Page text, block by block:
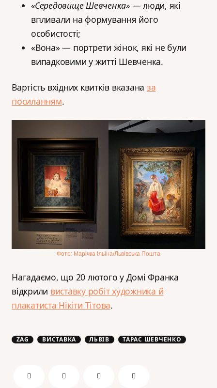
«Середовище Шевченка»— люди, які
впливали на формування його
особистості;
«Вона» — портрети жінок, які не були
випадковими у житті Шевченка.
Вартість вхідних квитків вказана за
посиланням.
Фото: Марічка Ільїна/Львівська Пошта
Нагадаємо, що 20 лютого у Домі Франка
відкрили виставку робіт художника й
плакатиста Нікіти Тітова.
ZAG ВИСТАВКА ЛЬВІВ ТАРАС ШЕВЧЕНКО